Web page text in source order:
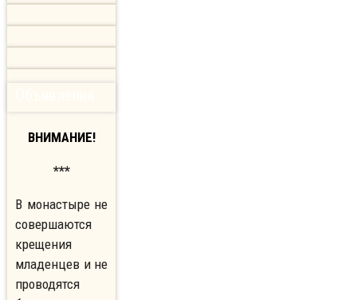
ВНИМАНИЕ!
***
В монастыре не
совершаются
крещения
младенцев и не
проводятся